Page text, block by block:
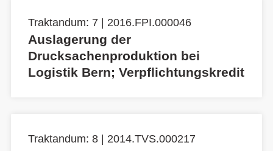
Traktandum: 7 | 2016.FPI.000046
Auslagerung der
Drucksachenproduktion bei
Logistik Bern; Verpflichtungskredit
Traktandum: 8 | 2014.TVS.000217